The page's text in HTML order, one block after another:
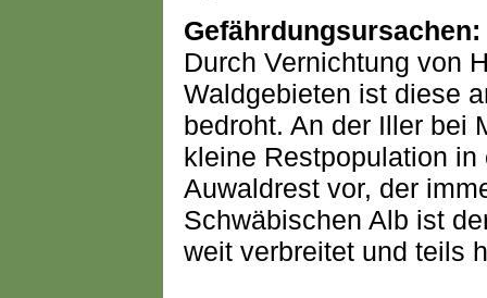
Gefährdungsursachen:
Durch Vernichtung von
Waldgebieten ist diese
bedroht. An der Iller bei
kleine Restpopulation
Auwaldrest vor, der
Schwäbischen Alb ist
weit verbreitet und teils